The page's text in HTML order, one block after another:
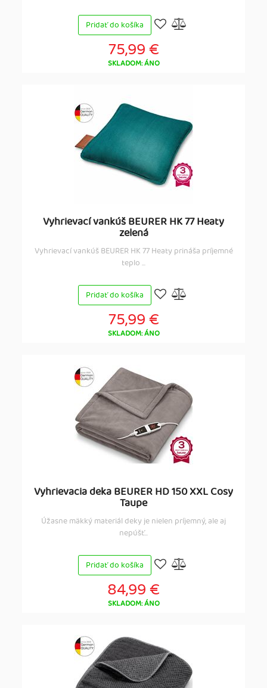
Pridať do košíka
75,99 €
SKLADOM: ÁNO
Vyhrievací vankúš BEURER HK 77 Heaty
zelená
Vyhrievací vankúš BEURER HK 77 Heaty prináša príjemné
teplo ...
Pridať do košíka
75,99 €
SKLADOM: ÁNO
Vyhrievacia deka BEURER HD 150 XXL Cosy
Taupe
Úžasne mäkký materiál deky je nielen príjemný, ale aj
nepúšť...
Pridať do košíka
84,99 €
SKLADOM: ÁNO